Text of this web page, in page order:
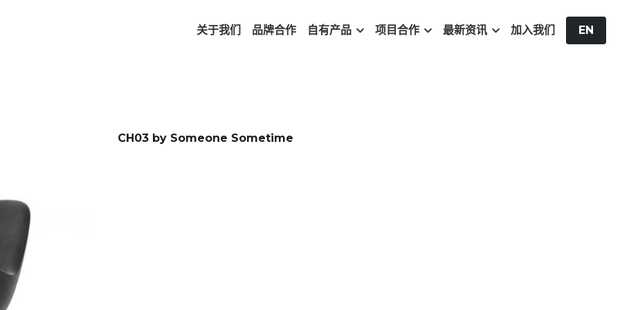
关于我们 品牌合作 自有产品 项目合作 最新资讯 加入我们 EN
CH03 by Someone Sometime